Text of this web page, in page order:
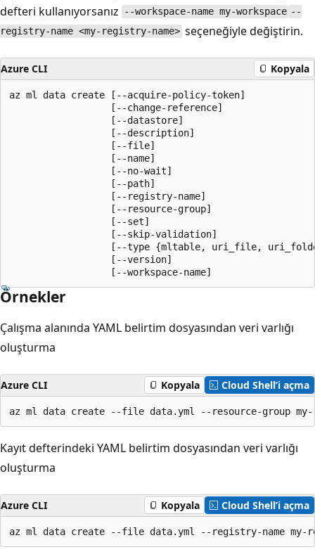
defteri kullanıyorsanız
--workspace-name my-workspace --
registry-name <my-registry-name> seçeneğiyle değiştirin.
Azure CLI Kopyala
az ml data create [--acquire-policy-token]
                  [--change-reference]
                  [--datastore]
                  [--description]
                  [--file]
                  [--name]
                  [--no-wait]
                  [--path]
                  [--registry-name]
                  [--resource-group]
                  [--set]
                  [--skip-validation]
[--type {mltable, uri_file,
                  [--version]
                  [--workspace-name]
Örnekler
Çalışma alanında YAML belirtim dosyasından veri varlığı
oluşturma
Azure CLI Kopyala Cloud Shell’i açma
az ml data create --file data.yml --resource-group my-
Kayıt defterindeki YAML belirtim dosyasından veri varlığı
oluşturma
Azure CLI Kopyala Cloud Shell’i açma
az ml data create --file data.yml --registry-name my-